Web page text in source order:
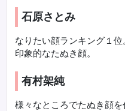
石原さとみ
なりたい顔ランキング１
印象的なたぬき顔。
有村架純
様々なところでたぬき顔